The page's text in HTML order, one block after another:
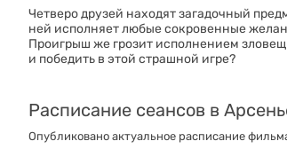
Четверо друзей находят загадочный
ней исполняет любые сокровенные
Проигрыш же грозит исполнением
и победить в этой страшной игре?
Расписание сеансов в
Опубликовано актуальное расписание